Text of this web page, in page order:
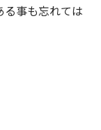
る事も忘れては